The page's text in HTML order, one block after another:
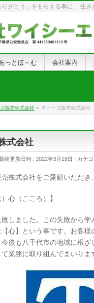
りがとう」をもらえる事に、
っとほ～む 会社案内
販売株式会社» ティーズ販売株式会社
式会社
終更新日時 : 2022年3月18日 カテ
株式会社をご愛顧いただ
心（こころ）】
しました。この失敗から
心】という事です。お客
後も八千代市の地域に根
業務に取り組んでまいりま